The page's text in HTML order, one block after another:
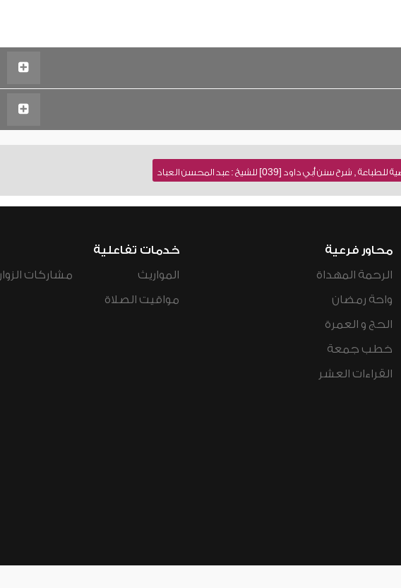
, شرح سنن أبي داود [039] للشيخ : عبد المحسن العباد
محاور فرعية
الرحمة المهداة
واحة رمضان
الحج و العمرة
خطب جمعة
القراءات العشر
خدمات تفاعلية
المواريث
مواقيت الصلاة
مشاركات الزوار